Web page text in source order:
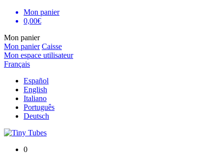
Mon panier
0,00€
Mon panier
Mon panier Caisse
Mon espace utilisateur
Français
Español
English
Italiano
Português
Deutsch
0